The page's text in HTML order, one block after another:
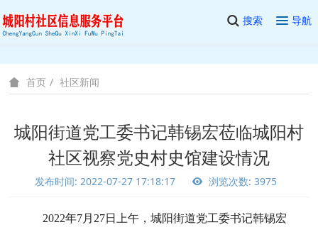
搜索 导航
首页 社区新闻
城阳街道党工委书记韩锡宏莅临城阳村
社区视察党史村史馆建设情况
发布时间: 2022-07-27 17:18:17 浏览次数: 3975
2022年7月27日上午，城阳街道党工委书记韩锡宏